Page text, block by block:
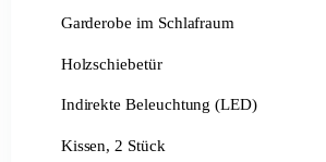
Garderobe im Schlafraum
Holzschiebetür
Indirekte Beleuchtung (LED)
Kissen, 2 Stück